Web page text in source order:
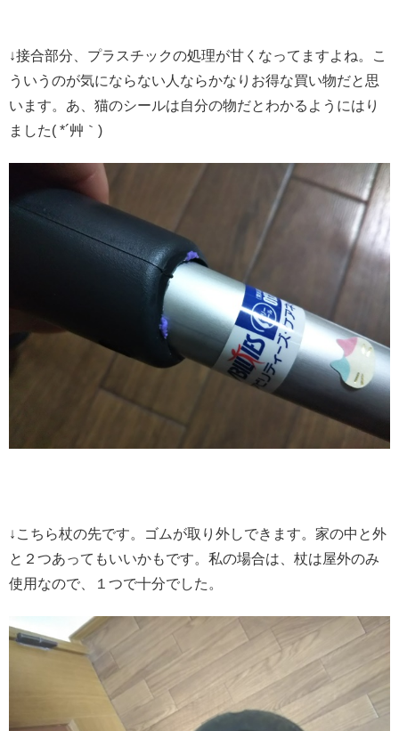
↓接合部分、プラスチックの処理が甘くなってますよね。こ
ういうのが気にならない人ならかなりお得な買い物だと思
います。あ、猫のシールは自分の物だとわかるようにはり
ました( *´艸｀)
↓こちら杖の先です。ゴムが取り外しできます。家の中と外
と２つあってもいいかもです。私の場合は、杖は屋外のみ
使用なので、１つで十分でした。